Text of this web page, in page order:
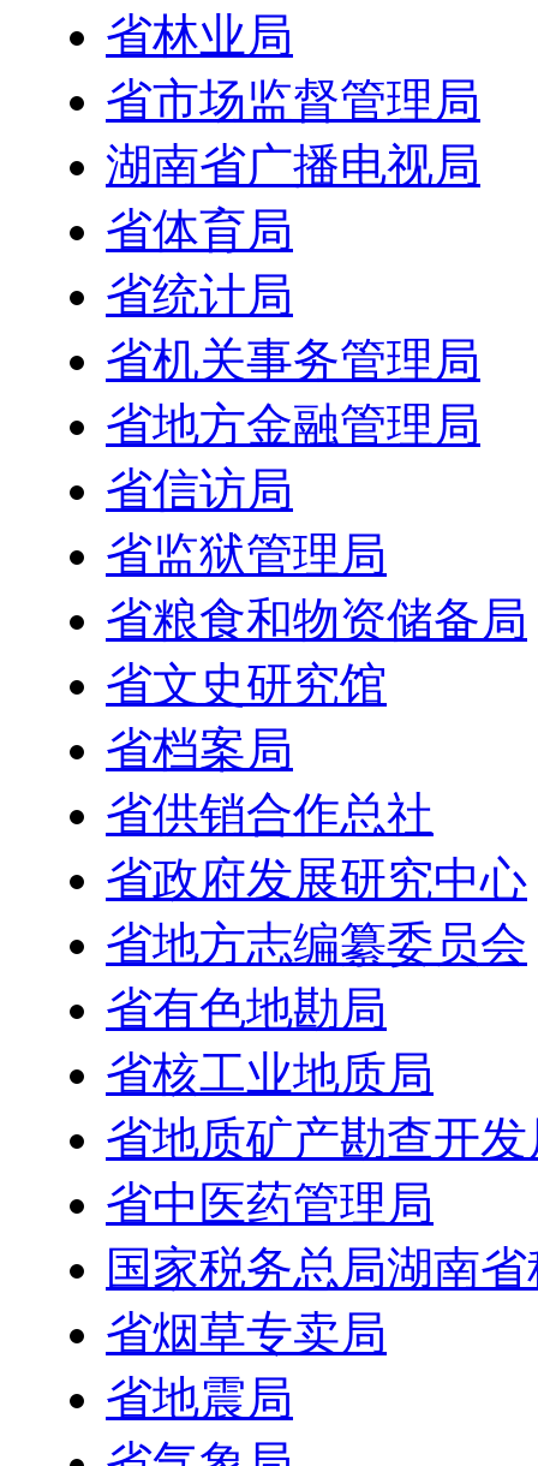
省林业局
省市场监督管理局
湖南省广播电视局
省体育局
省统计局
省机关事务管理局
省地方金融管理局
省信访局
省监狱管理局
省粮食和物资储备局
省文史研究馆
省档案局
省供销合作总社
省政府发展研究中心
省地方志编纂委员会
省有色地勘局
省核工业地质局
省地质矿产勘查开发
省中医药管理局
国家税务总局湖南
省烟草专卖局
省地震局